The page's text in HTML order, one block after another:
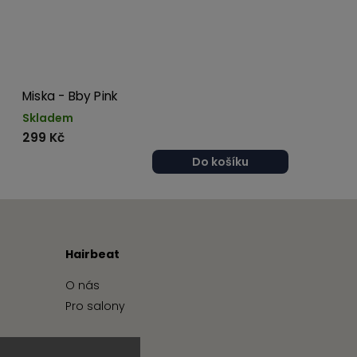
Miska - Bby Pink
Skladem
299 Kč
Do košíku
Hairbeat
O nás
Pro salony